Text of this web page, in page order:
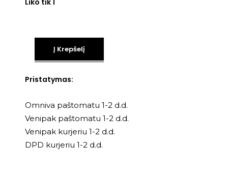
Liko tik 1
Į Krepšelį
Pristatymas:
Omniva paštomatu 1-2 d.d.
Venipak paštomatu 1-2 d.d.
Venipak kurjeriu 1-2 d.d.
DPD kurjeriu 1-2 d.d.